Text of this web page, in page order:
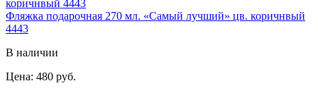
Фляжка подарочная 270 мл. «Самый лучший» цв. коричнвый
4443
В наличии
Цена: 480 руб.